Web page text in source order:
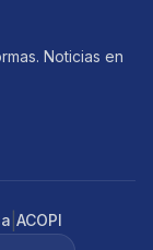
Noticias en
ACOPI